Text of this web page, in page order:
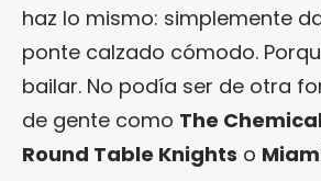
haz lo mismo: simplemente
ponte calzado cómodo.
bailar. No podía ser de otra
de gente como The
Round Table Knights o